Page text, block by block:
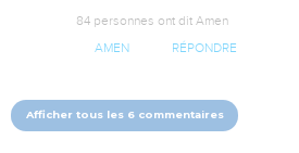
84 personnes ont dit Amen
AMEN RÉPONDRE
Afficher tous les 6 commentaires